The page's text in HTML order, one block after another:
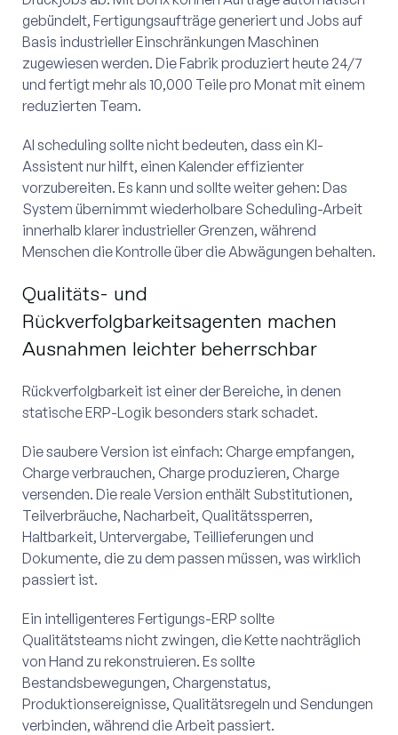
gebündelt, Fertigungsaufträge generiert und Jobs auf
Basis industrieller Einschränkungen Maschinen
zugewiesen werden. Die Fabrik produziert heute 24/7
und fertigt mehr als 10,000 Teile pro Monat mit einem
reduzierten Team.
AI scheduling sollte nicht bedeuten, dass ein KI-
Assistent nur hilft, einen Kalender effizienter
vorzubereiten. Es kann und sollte weiter gehen: Das
System übernimmt wiederholbare Scheduling-Arbeit
innerhalb klarer industrieller Grenzen, während
Menschen die Kontrolle über die Abwägungen behalten.
Qualitäts- und
Rückverfolgbarkeitsagenten machen
Ausnahmen leichter beherrschbar
Rückverfolgbarkeit ist einer der Bereiche, in denen
statische ERP-Logik besonders stark schadet.
Die saubere Version ist einfach: Charge empfangen,
Charge verbrauchen, Charge produzieren, Charge
versenden. Die reale Version enthält Substitutionen,
Teilverbräuche, Nacharbeit, Qualitätssperren,
Haltbarkeit, Untervergabe, Teillieferungen und
Dokumente, die zu dem passen müssen, was wirklich
passiert ist.
Ein intelligenteres Fertigungs-ERP sollte
Qualitätsteams nicht zwingen, die Kette nachträglich
von Hand zu rekonstruieren. Es sollte
Bestandsbewegungen, Chargenstatus,
Produktionsereignisse, Qualitätsregeln und Sendungen
verbinden, während die Arbeit passiert.